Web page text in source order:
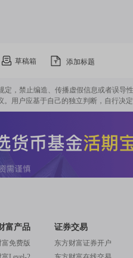
草稿箱 添加标题
定，禁止编造、传播虚假信息或者误
。用户应基于自己的独立判断，自行决
富产品
富免费版
证券交易
东方财富证券开户